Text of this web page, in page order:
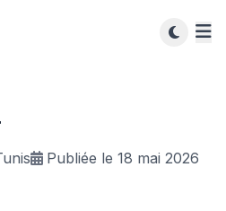
Publiée le 18 mai 2026